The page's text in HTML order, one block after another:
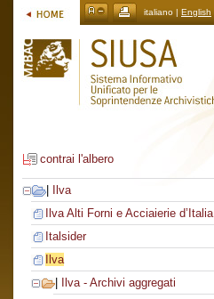
italiano | English
contrai l'albero
Ilva
Ilva Alti Forni e Acciaierie d’Italia
Italsider
Ilva
Ilva - Archivi aggregati